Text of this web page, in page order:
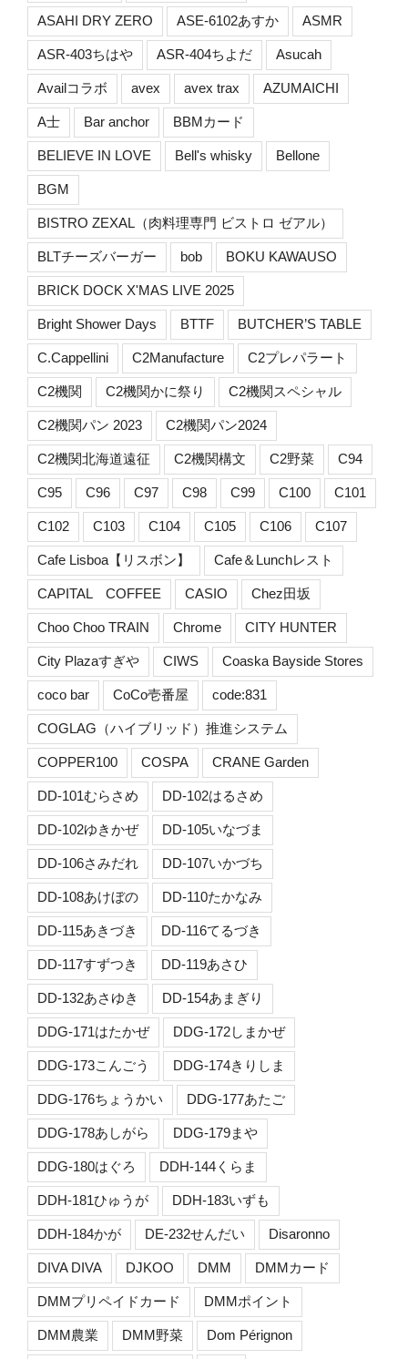
ASAHI DRY ZERO ASE-6102あすか ASMR
ASR-403ちはや ASR-404ちよだ Asucah
Availコラボ avex avex trax AZUMAICHI
A士 Bar anchor BBMカード
BELIEVE IN LOVE Bell's whisky Bellone
BGM
BISTRO ZEXAL（肉料理専門 ビストロ ゼアル）
BLTチーズバーガー bob BOKU KAWAUSO
BRICK DOCK X'MAS LIVE 2025
Bright Shower Days BTTF BUTCHER’S TABLE
C.Cappellini C2Manufacture C2プレパラート
C2機関 C2機関かに祭り C2機関スペシャル
C2機関パン 2023 C2機関パン2024
C2機関北海道遠征 C2機関構文 C2野菜 C94
C95 C96 C97 C98 C99 C100 C101
C102 C103 C104 C105 C106 C107
Cafe Lisboa【リスボン】 Cafe＆Lunchレスト
CAPITAL COFFEE CASIO Chez田坂
Choo Choo TRAIN Chrome CITY HUNTER
City Plazaすぎや CIWS Coaska Bayside Stores
coco bar CoCo壱番屋 code:831
COGLAG（ハイブリッド）推進システム
COPPER100 COSPA CRANE Garden
DD-101むらさめ DD-102はるさめ
DD-102ゆきかぜ DD-105いなづま
DD-106さみだれ DD-107いかづち
DD-108あけぼの DD-110たかなみ
DD-115あきづき DD-116てるづき
DD-117すずつき DD-119あさひ
DD-132あさゆき DD-154あまぎり
DDG-171はたかぜ DDG-172しまかぜ
DDG-173こんごう DDG-174きりしま
DDG-176ちょうかい DDG-177あたご
DDG-178あしがら DDG-179まや
DDG-180はぐろ DDH-144くらま
DDH-181ひゅうが DDH-183いずも
DDH-184かが DE-232せんだい Disaronno
DIVA DIVA DJKOO DMM DMMカード
DMMプリペイドカード DMMポイント
DMM農業 DMM野菜 Dom Pérignon